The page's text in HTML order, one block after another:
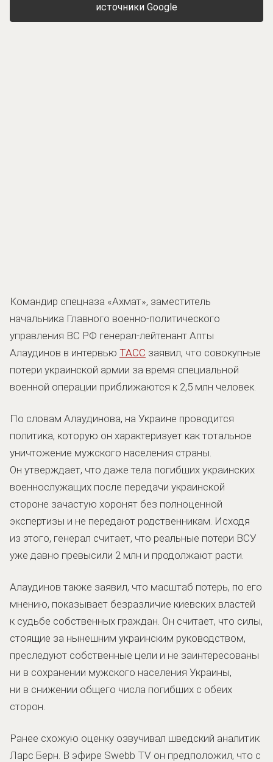
источники Google
Командир спецназа «Ахмат», заместитель
начальника Главного военно-политического
управления ВС РФ генерал-лейтенант Апты
Алаудинов в интервью ТАСС заявил, что совокупные
потери украинской армии за время специальной
военной операции приближаются к 2,5 млн человек.
По словам Алаудинова, на Украине проводится
политика, которую он характеризует как тотальное
уничтожение мужского населения страны.
Он утверждает, что даже тела погибших украинских
военнослужащих после передачи украинской
стороне зачастую хоронят без полноценной
экспертизы и не передают родственникам. Исходя
из этого, генерал считает, что реальные потери ВСУ
уже давно превысили 2 млн и продолжают расти.
Алаудинов также заявил, что масштаб потерь, по его
мнению, показывает безразличие киевских властей
к судьбе собственных граждан. Он считает, что силы,
стоящие за нынешним украинским руководством,
преследуют собственные цели и не заинтересованы
ни в сохранении мужского населения Украины,
ни в снижении общего числа погибших с обеих
сторон.
Ранее схожую оценку озвучивал шведский аналитик
Ларс Берн. В эфире Swebb TV он предположил, что с